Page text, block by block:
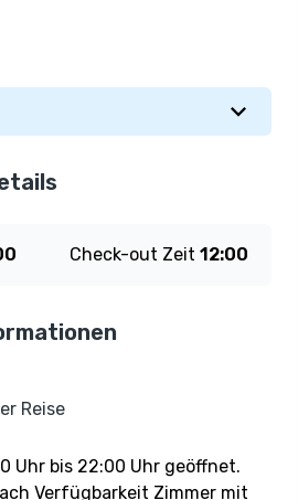
Check-out Zeit 12:00
Reise
Uhr bis 22:00 Uhr geöffnet.
Verfügbarkeit Zimmer mit